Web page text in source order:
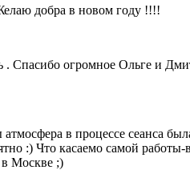
добра в новом году !!!!
огромное Ольге и
в процессе сеанса
:) Что касаемо самой
Москве ;)